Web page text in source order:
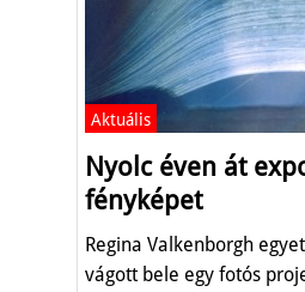
Aktuális
Nyolc éven át
fényképet
Regina Valkenborgh
vágott bele egy fotós